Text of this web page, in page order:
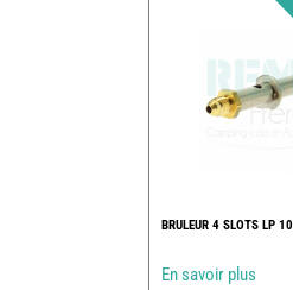
BRULEUR 4 SLOTS LP 10
En savoir plus